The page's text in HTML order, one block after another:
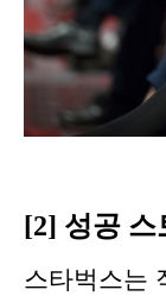
[2] 성공
스타벅스는